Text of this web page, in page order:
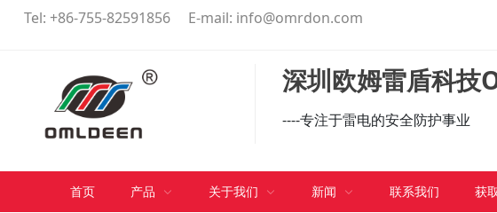
Tel: +86-755-82591856E-mail: info@omrdon.com
深圳欧姆雷盾科技
----专注于雷电的安全防护事业
首页 产品 关于我们 新闻 联系我们 获